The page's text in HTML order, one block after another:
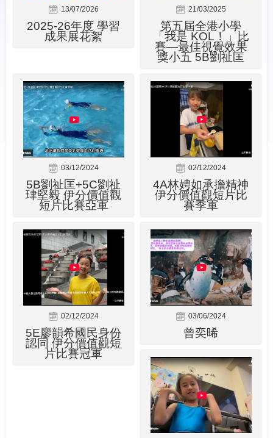
13/07/2026
2025-26年度 學習
成果展花絮
21/03/2025
第五屆全港小學
「我是 KOL！」比
賽—最佳視覺效果
獎小五 5B劉祉匡
03/12/2024
5B劉祉匡+5C劉祉
珒堅毅 伊分價值觀
短片比賽亞軍
02/12/2024
4A林娉如承擔精神
伊分價值觀短片比
賽季軍
02/12/2024
5E廖韻希國民身份
認同 伊分價值觀短
片比賽冠軍
03/06/2024
曾奕晞